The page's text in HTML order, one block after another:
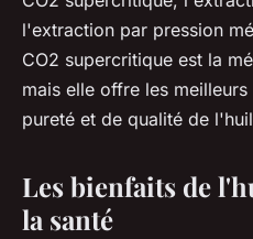
l'extraction par pression
CO2 supercritique est la
mais elle offre les
pureté et de qualité de
Les bienfaits de
la santé